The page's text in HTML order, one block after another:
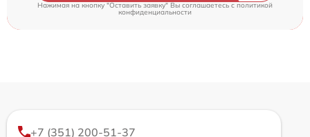
Нажимая на кнопку "Оставить заявку" Вы соглашаетесь c политикой
конфиденциальности
+7 (351) 200-51-37